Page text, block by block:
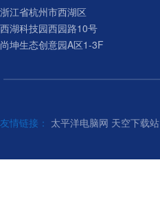
浙江省杭州市西湖区
西湖科技园西园路10号
尚坤生态创意园A区1-3F
友情链接： 太平洋电脑网 天空下载站